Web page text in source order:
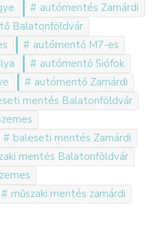
autómentés Zamárdi
Balatonföldvár
autómentő M7-es
autómentő Siófok
autómentő Zamárdi
mentés Balatonföldvár
baleseti mentés Zamárdi
mentés Balatonföldvár
műszaki mentés zamárdi